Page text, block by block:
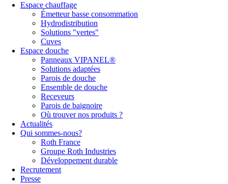
Espace chauffage
Émetteur basse consommation
Hydrodistribution
Solutions "vertes"
Cuves
Espace douche
Panneaux VIPANEL®
Solutions adaptées
Parois de douche
Ensemble de douche
Receveurs
Parois de baignoire
Où trouver nos produits ?
Actualités
Qui sommes-nous?
Roth France
Groupe Roth Industries
Développement durable
Recrutement
Presse